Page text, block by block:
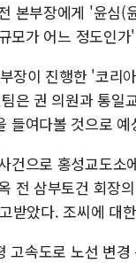
본부장에게 '윤심
모가 어느 정도인
장이 진행한 '코리
은 권 의원과 통
들여다볼 것으로 예
건으로 홍성교도
전 삼부토건 회장
받았다. 조씨에 대
고속도로 노선 변